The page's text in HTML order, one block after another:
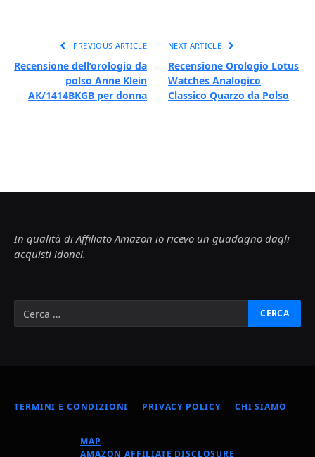
PREVIOUS ARTICLE
Recensione dell’orologio da
polso Anne Klein
AK/1414BKGB per donna
NEXT ARTICLE
Recensione Orologio Lotus
Watches Analogico
Classico Quarzo da Polso
In qualità di Affiliato Amazon io ricevo un guadagno dagli
acquisti idonei.
TERMINI E CONDIZIONI PRIVACY POLICY CHI SIAMO
MAP
AMAZON AFFILIATE DISCLOSURE